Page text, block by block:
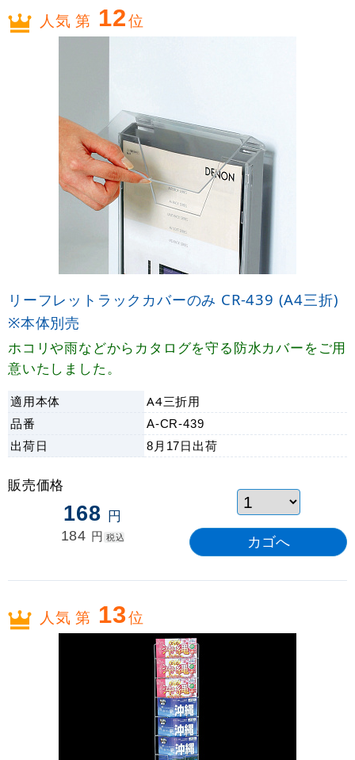
人気 第 12位
リーフレットラックカバーのみ CR-439 (A4三折)
※本体別売
ホコリや雨などからカタログを守る防水カバーをご用
意いたしました。
適用本体
A4三折用
品番
A-CR-439
出荷日 8月17日 出荷
販売価格
168 円
184 円 税込
人気 第 13位